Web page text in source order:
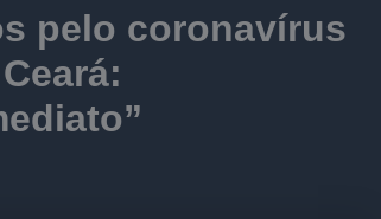
pelo coronavírus